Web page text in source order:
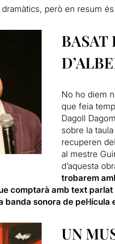
però en resum
BASAT
No ho diem
que feia
Dagoll
sobre la
recuperen
al mestre
d’aquesta
trobarem
comptarà amb text
banda sonora de pel·lícula
UN